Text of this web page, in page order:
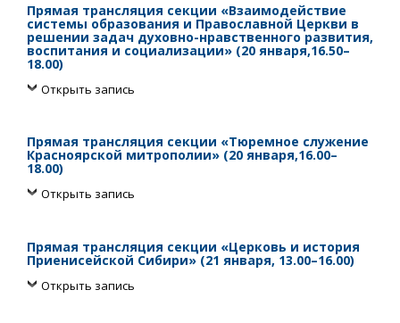
Прямая трансляция секции «Взаимодействие
системы образования и Православной Церкви в
решении задач духовно-нравственного развития,
воспитания и социализации» (20 января,16.50–
18.00)
Открыть запись
Прямая трансляция секции «Тюремное служение
Красноярской митрополии» (20 января,16.00–
18.00)
Открыть запись
Прямая трансляция секции «Церковь и история
Приенисейской Сибири» (21 января, 13.00–16.00)
Открыть запись